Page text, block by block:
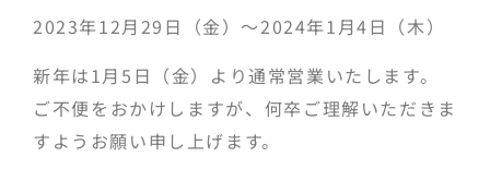
2023年12月29日（金）～2024年1月4日（木）
新年は1月5日（金）より通常営業いたします。
ご不便をおかけしますが、何卒ご理解いただきま
すようお願い申し上げます。